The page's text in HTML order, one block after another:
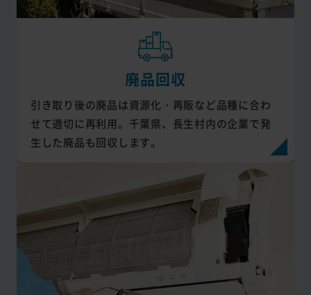
廃品回収
引き取り後の廃品は資源化・再販など品種に合わ
せて適切に再利用。千葉県、長生村内の企業で発
生した廃品も回収します。